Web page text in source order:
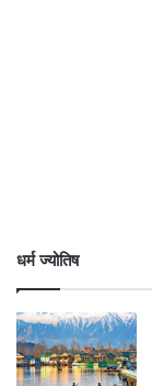
धर्म ज्योतिष